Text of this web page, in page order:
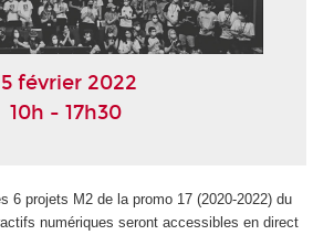
février 2022
10h - 17h30
6 projets M2 de la promo 17 (2020-2022) du
numériques seront accessibles en direct